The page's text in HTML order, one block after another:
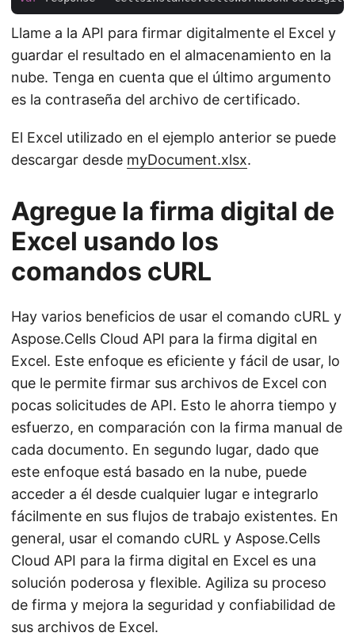
Llame a la API para firmar digitalmente el Excel y
guardar el resultado en el almacenamiento en la
nube. Tenga en cuenta que el último argumento
es la contraseña del archivo de certificado.
El Excel utilizado en el ejemplo anterior se puede
descargar desde myDocument.xlsx.
Agregue la firma digital de
Excel usando los
comandos cURL
Hay varios beneficios de usar el comando cURL y
Aspose.Cells Cloud API para la firma digital en
Excel. Este enfoque es eficiente y fácil de usar, lo
que le permite firmar sus archivos de Excel con
pocas solicitudes de API. Esto le ahorra tiempo y
esfuerzo, en comparación con la firma manual de
cada documento. En segundo lugar, dado que
este enfoque está basado en la nube, puede
acceder a él desde cualquier lugar e integrarlo
fácilmente en sus flujos de trabajo existentes. En
general, usar el comando cURL y Aspose.Cells
Cloud API para la firma digital en Excel es una
solución poderosa y flexible. Agiliza su proceso
de firma y mejora la seguridad y confiabilidad de
sus archivos de Excel.